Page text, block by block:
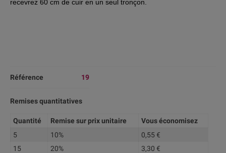
recevrez 60 cm de cuir en un seul tronçon.
Référence 19
Remises quantitatives
Quantité Remise sur prix unitaire
Vous économisez
5
10%
0,55 €
15
20% 3,30 €